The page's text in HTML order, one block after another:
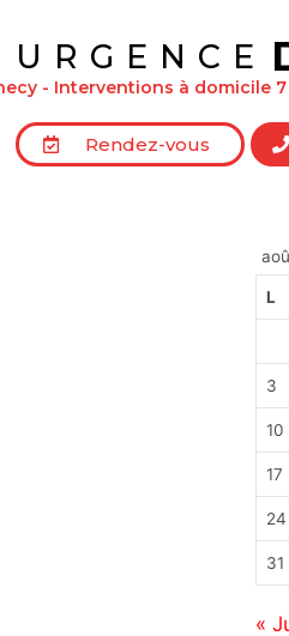
URGENCE
- Interventions à domicile
Rendez-vous
L
3
10
17
24
31
«